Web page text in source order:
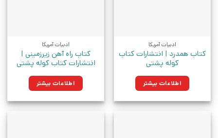
ادبیات آمریکا
کتاب همدرد | انتشارات کتاب
کوله پشتی
اطلاعات بیشتر
ادبیات آمریکا
کتاب راه آهن زیرزمینی |
انتشارات کتاب کوله پشتی
اطلاعات بیشتر